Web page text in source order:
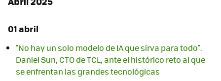
01 abril
"No hay un solo modelo de IA que sirva para todo".
Daniel Sun, CTO de TCL, ante el histórico reto al que
se enfrentan las grandes tecnológicas